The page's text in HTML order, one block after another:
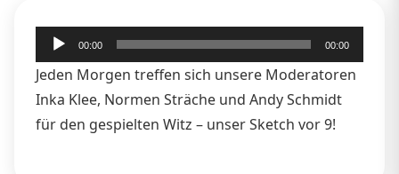
Audio-
Player
00:00 00:00
Jeden Morgen treffen sich unsere Moderatoren
Inka Klee, Normen Sträche und Andy Schmidt
für den gespielten Witz – unser Sketch vor 9!